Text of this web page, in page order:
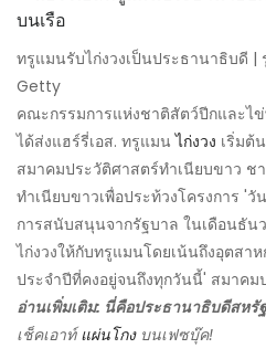
ทรูแมนรับไก่งวงเป็นประธานาธิบดี
Getty
คณะกรรมการแห่งชาติสัตว์ปีกและไ
ได้ส่งแฮร์รี่เอส. ทรูแมนไก่งวง เริ่มต้
สมาคมประวัติศาสตร์ทำเนียบขาว ช
ทำเนียบขาวเพื่อประท้วงโครงการ '
การสนับสนุนจากรัฐบาล ในเดือนธัน
ไก่งวงให้กับทรูแมนโดยเน้นถึงอุตสา
ประจำปีที่คงอยู่จนถึงทุกวันนี้' สมาคม
อ่านเพิ่มเติม: นี่คือประธานาธิบดีสห
เช็คเอาท์แผ่นโกงบนเฟซบุ๊ค!